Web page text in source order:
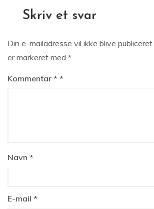
Skriv et svar
Din e-mailadresse vil ikke blive publiceret.
er markeret med *
Kommentar *
Navn *
E-mail *